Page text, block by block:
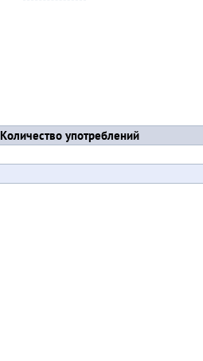
Количество употреблений